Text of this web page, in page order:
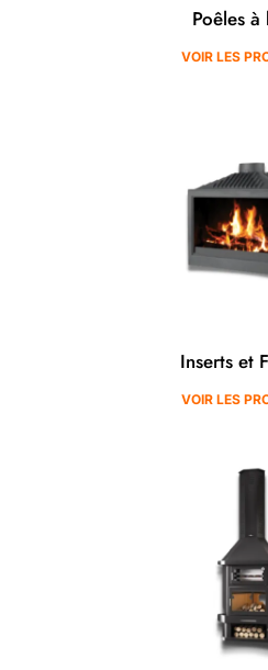
Poêles à
VOIR LES
Inserts et
VOIR LES